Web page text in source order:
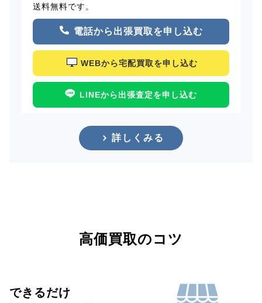
送料無料です。
電話から出張買取を申し込む
WEBから宅配買取を申し込む
LINEから出張査定を申し込む
詳しくみる
高価買取のコツ
できるだけ